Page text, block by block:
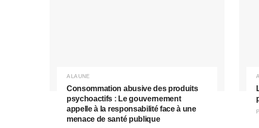
A LA UNE
Consommation abusive des produits
psychoactifs : Le gouvernement
appelle à la responsabilité face à une
menace de santé publique